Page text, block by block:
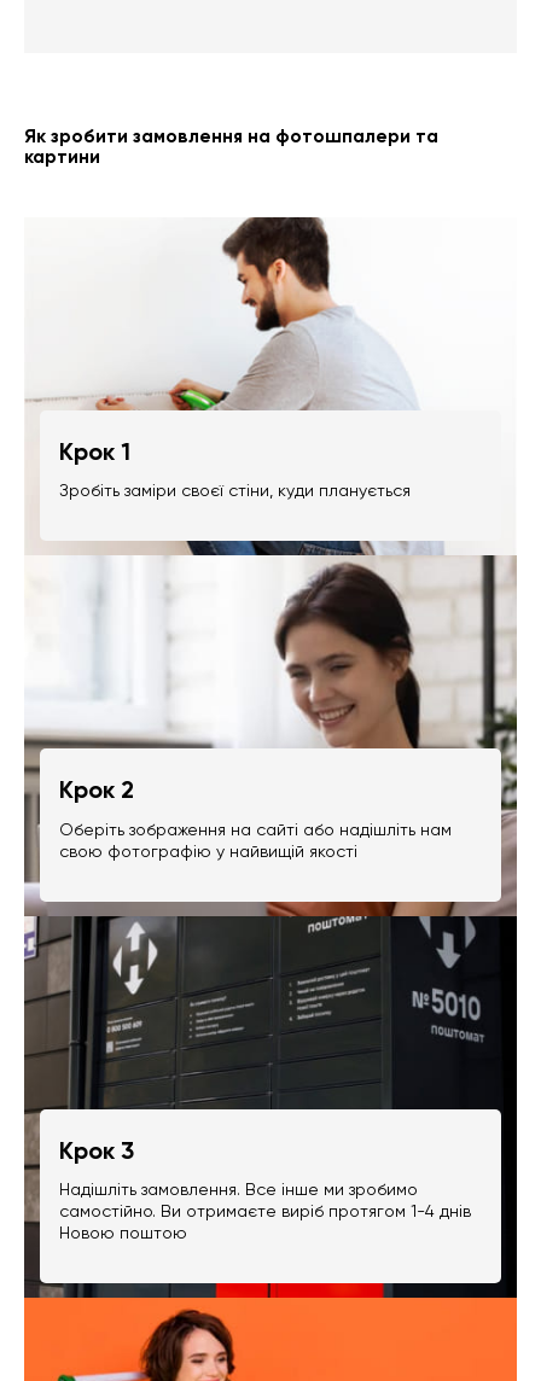
Як зробити замовлення на фотошпалери та
картини
Крок 1
Зробіть заміри своєї стіни, куди планується
Крок 2
Оберіть зображення на сайті або надішліть нам
свою фотографію у найвищій якості
Крок 3
Надішліть замовлення. Все інше ми зробимо
самостійно. Ви отримаєте виріб протягом 1-4 днів
Новою поштою